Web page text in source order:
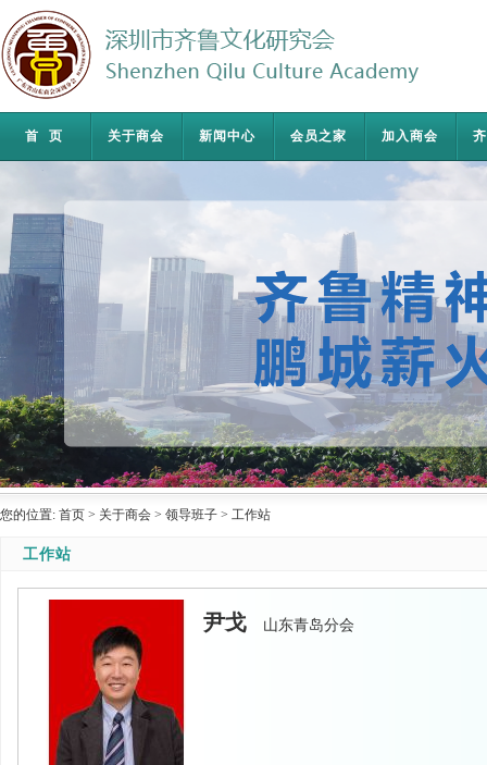
首页 关于商会 新闻中心 会员之家 加入商会
您的位置: 首页 > 关于商会 > 领导班子 > 工作站
工作站
尹戈 山东青岛分会